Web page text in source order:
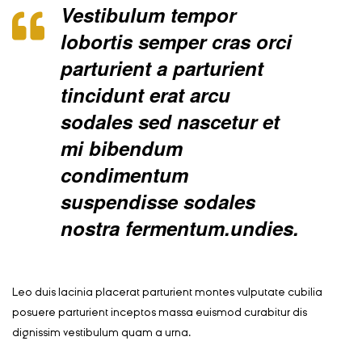
Vestibulum tempor
lobortis semper cras orci
parturient a parturient
tincidunt erat arcu
sodales sed nascetur et
mi bibendum
condimentum
suspendisse sodales
nostra fermentum.undies.
Leo duis lacinia placerat parturient montes vulputate cubilia
posuere parturient inceptos massa euismod curabitur dis
dignissim vestibulum quam a urna.